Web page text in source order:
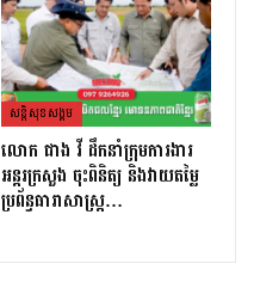
សន្តិសុខសង្គម
លោក ផាង វី ដឹកនាំក្រុមការងារ
អន្តរក្រសួង ចុះពិនិត្យ និងវាយតម្លៃ
ប្រព័ន្ធធារាសាស្ត្រ…